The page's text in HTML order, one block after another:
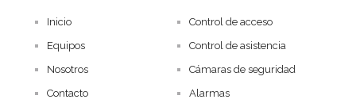
Inicio
Equipos
Nosotros
Contacto
Control de acceso
Control de asistencia
Cámaras de seguridad
Alarmas